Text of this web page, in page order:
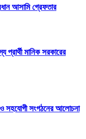
আসামি গ্রেফতার
মানিক সরকারের
সহযোগী সংগঠনের আলোচনা